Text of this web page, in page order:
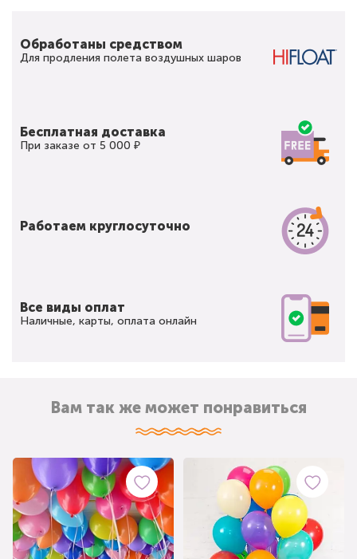
Обработаны средством
Для продления полета воздушных шаров
Бесплатная доставка
При заказе от 5 000 ₽
Работаем круглосуточно
Все виды оплат
Наличные, карты, оплата онлайн
Вам так же может понравиться